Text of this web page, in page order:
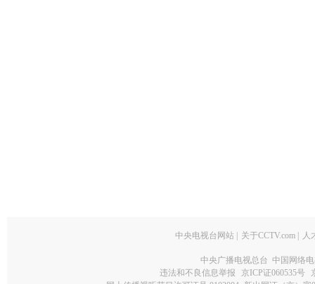
中央电视台网站 关于CCTV.com 人
中央广播电视总台 中国网络
违法和不良信息举报
京ICP证060535号